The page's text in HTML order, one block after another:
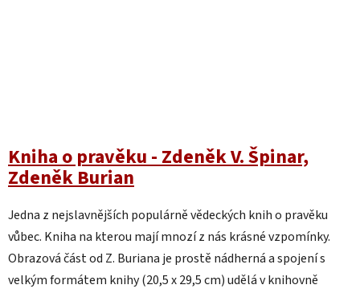
Kniha o pravěku - Zdeněk V. Špinar,
Zdeněk Burian
Jedna z nejslavnějších populárně vědeckých knih o pravěku
vůbec. Kniha na kterou mají mnozí z nás krásné vzpomínky.
Obrazová část od Z. Buriana je prostě nádherná a spojení s
velkým formátem knihy (20,5 x 29,5 cm) udělá v knihovně